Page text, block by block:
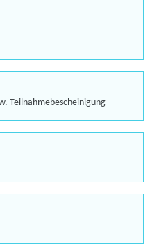
Teilnahmebescheinigung